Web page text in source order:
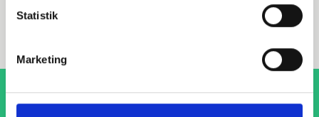
Statistik
Marketing